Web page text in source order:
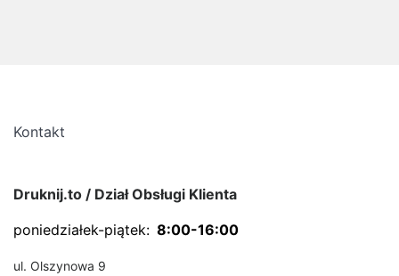
Kontakt
Druknij.to / Dział Obsługi Klienta
poniedziałek-piątek: 8:00-16:00
ul. Olszynowa 9